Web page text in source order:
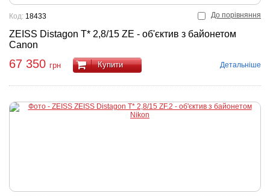
До порівняння
ZEISS Distagon T* 2,8/15 ZE - об'єктив з байонетом
Canon
Код: 18433
67 350 грн Купити Детальніше